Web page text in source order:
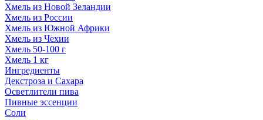
Хмель из Новой Зеландии
Хмель из России
Хмель из Южной Африки
Хмель из Чехии
Хмель 50-100 г
Хмель 1 кг
Ингредиенты
Декстроза и Сахара
Осветлители пива
Пивные эссенции
Соли